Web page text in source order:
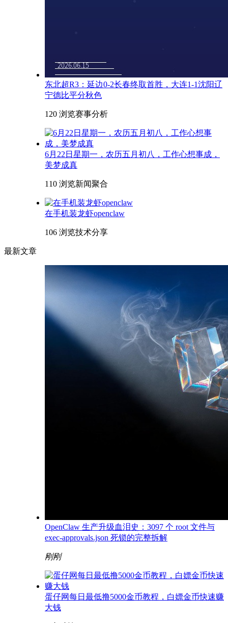
东北超R3：延边0-2长春终取首胜，大连1-1沈阳辽
宁德比平分秋色
120 浏览赛事分析
6月22日星期一，农历五月初八，工作心想事成，
美梦成真
110 浏览新闻聚合
在手机装龙虾openclaw
106 浏览技术分享
最新文章
OpenClaw 生产升级血泪史：3097 个 root 文件与
exec-approvals.json 死锁的完整拆解
刚刚
蛋仔网每日最低撸5000金币教程，白嫖金币快速赚
大钱